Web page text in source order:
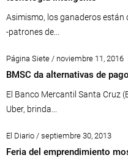
Asimismo, los ganaderos
-patrones de...
Página Siete / noviembre 11, 2016
BMSC da alternativas de
El Banco Mercantil Santa Cruz
Uber, brinda...
El Diario / septiembre 30, 2013
Feria del emprendimiento